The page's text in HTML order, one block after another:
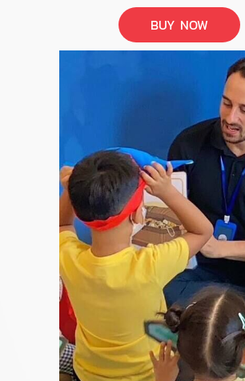
BUY NOW